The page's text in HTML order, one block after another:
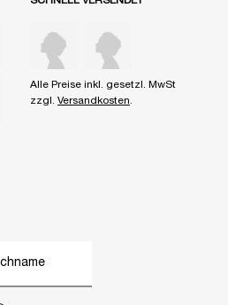
Alle Preise inkl. gesetzl. MwSt
zzgl. Versandkosten.